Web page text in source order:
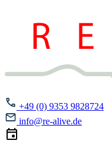
+49 (0) 9353 9828724
info@re-alive.de